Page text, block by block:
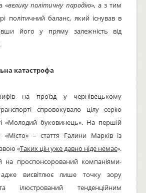
«велику політичну пародію», а з тим
політичний баланс, який існував в
його у пряму залежність від
катастрофа
на проїзд у чернівецькому
спровокувало цілу серію
«Молодий буковинець». На першій
«Місто» – стаття Галини Марків із
«Таких цін уже давно ніде немає».
на проспонсорований компаніями-
адже висвітлює лише точку зору
ілюстрований тенденційним